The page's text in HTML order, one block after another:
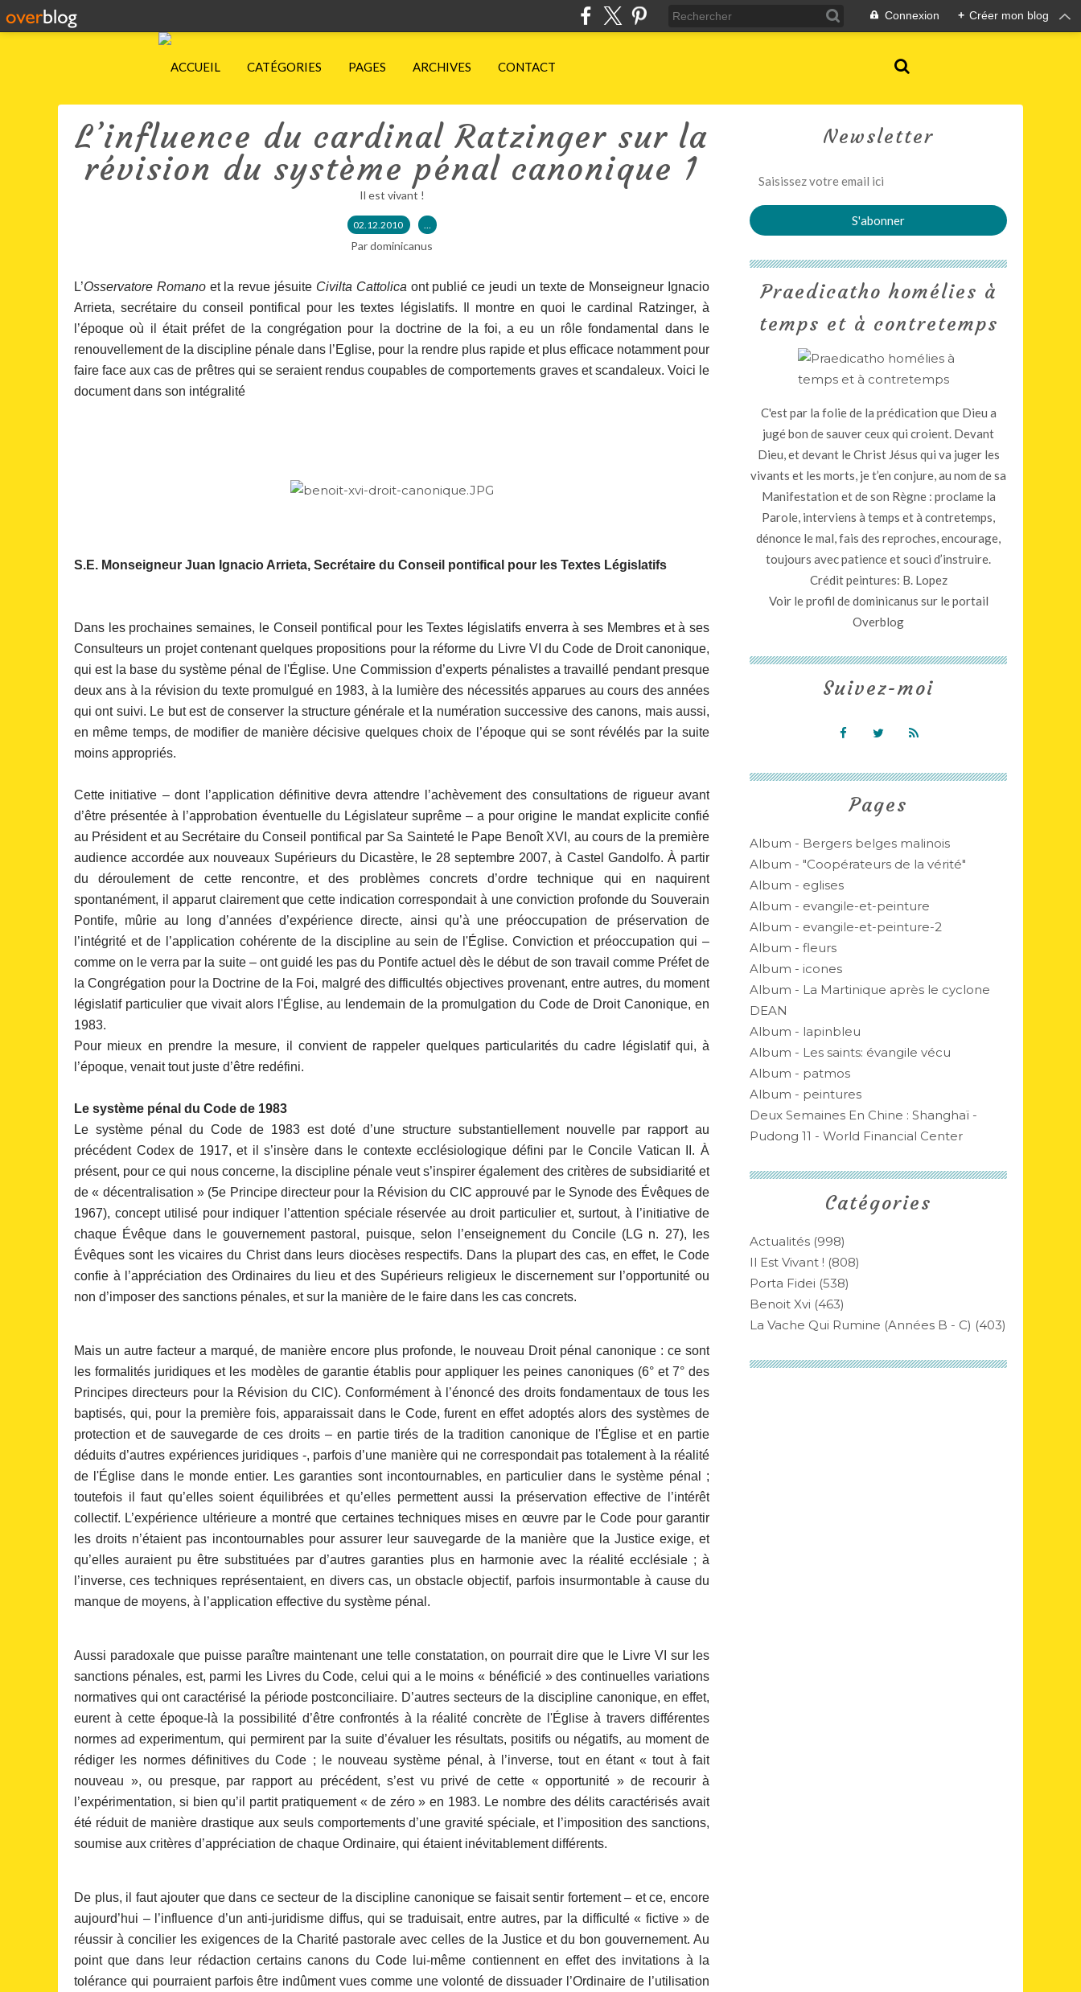
Connexion + Créer mon blog
ACCUEIL CATÉGORIES PAGES ARCHIVES CONTACT
L’influence du cardinal Ratzinger sur la
révision du système pénal canonique 1
Il est vivant !
02.12.2010 …
Par dominicanus
L’Osservatore Romanoet la revue jésuite Civilta Cattolica ont publié ce jeudi un texte de Monseigneur Ignacio
Arrieta, secrétaire du conseil pontifical pour les textes législatifs. Il montre en quoi le cardinal Ratzinger, à
l’époque où il était préfet de la congrégation pour la doctrine de la foi, a eu un rôle fondamental dans le
renouvellement de la discipline pénale dans l’Eglise, pour la rendre plus rapide et plus efficace notamment pour
faire face aux cas de prêtres qui se seraient rendus coupables de comportements graves et scandaleux. Voici le
document dans son intégralité
S.E. Monseigneur Juan Ignacio Arrieta, Secrétaire du Conseil pontifical pour les Textes Législatifs
Dans les prochaines semaines, le Conseil pontifical pour les Textes législatifs enverra à ses Membres et à ses
Consulteurs un projet contenant quelques propositions pour la réforme du Livre VI du Code de Droit canonique,
qui est la base du système pénal de l'Église. Une Commission d’experts pénalistes a travaillé pendant presque
deux ans à la révision du texte promulgué en 1983, à la lumière des nécessités apparues au cours des années
qui ont suivi. Le but est de conserver la structure générale et la numération successive des canons, mais aussi,
en même temps, de modifier de manière décisive quelques choix de l’époque qui se sont révélés par la suite
moins appropriés.
Cette initiative – dont l’application définitive devra attendre l’achèvement des consultations de rigueur avant
d’être présentée à l’approbation éventuelle du Législateur suprême – a pour origine le mandat explicite confié
au Président et au Secrétaire du Conseil pontifical par Sa Sainteté le Pape Benoît XVI, au cours de la première
audience accordée aux nouveaux Supérieurs du Dicastère, le 28 septembre 2007, à Castel Gandolfo. À partir
du déroulement de cette rencontre, et des problèmes concrets d’ordre technique qui en naquirent
spontanément, il apparut clairement que cette indication correspondait à une conviction profonde du Souverain
Pontife, mûrie au long d’années d’expérience directe, ainsi qu’à une préoccupation de préservation de
l’intégrité et de l’application cohérente de la discipline au sein de l'Église. Conviction et préoccupation qui –
comme on le verra par la suite – ont guidé les pas du Pontife actuel dès le début de son travail comme Préfet de
la Congrégation pour la Doctrine de la Foi, malgré des difficultés objectives provenant, entre autres, du moment
législatif particulier que vivait alors l'Église, au lendemain de la promulgation du Code de Droit Canonique, en
1983.
Pour mieux en prendre la mesure, il convient de rappeler quelques particularités du cadre législatif qui, à
l’époque, venait tout juste d’être redéfini.
Le système pénal du Code de 1983
Le système pénal du Code de 1983 est doté d’une structure substantiellement nouvelle par rapport au
précédent Codex de 1917, et il s’insère dans le contexte ecclésiologique défini par le Concile Vatican II. À
présent, pour ce qui nous concerne, la discipline pénale veut s’inspirer également des critères de subsidiarité et
de « décentralisation » (5e Principe directeur pour la Révision du CIC approuvé par le Synode des Évêques de
1967), concept utilisé pour indiquer l’attention spéciale réservée au droit particulier et, surtout, à l’initiative de
chaque Évêque dans le gouvernement pastoral, puisque, selon l’enseignement du Concile (LG n. 27), les
Évêques sont les vicaires du Christ dans leurs diocèses respectifs. Dans la plupart des cas, en effet, le Code
confie à l’appréciation des Ordinaires du lieu et des Supérieurs religieux le discernement sur l’opportunité ou
non d’imposer des sanctions pénales, et sur la manière de le faire dans les cas concrets.
Mais un autre facteur a marqué, de manière encore plus profonde, le nouveau Droit pénal canonique : ce sont
les formalités juridiques et les modèles de garantie établis pour appliquer les peines canoniques (6° et 7° des
Principes directeurs pour la Révision du CIC). Conformément à l’énoncé des droits fondamentaux de tous les
baptisés, qui, pour la première fois, apparaissait dans le Code, furent en effet adoptés alors des systèmes de
protection et de sauvegarde de ces droits – en partie tirés de la tradition canonique de l'Église et en partie
déduits d’autres expériences juridiques -, parfois d’une manière qui ne correspondait pas totalement à la réalité
de l'Église dans le monde entier. Les garanties sont incontournables, en particulier dans le système pénal ;
toutefois il faut qu’elles soient équilibrées et qu’elles permettent aussi la préservation effective de l’intérêt
collectif. L’expérience ultérieure a montré que certaines techniques mises en œuvre par le Code pour garantir
les droits n’étaient pas incontournables pour assurer leur sauvegarde de la manière que la Justice exige, et
qu’elles auraient pu être substituées par d’autres garanties plus en harmonie avec la réalité ecclésiale ; à
l’inverse, ces techniques représentaient, en divers cas, un obstacle objectif, parfois insurmontable à cause du
manque de moyens, à l’application effective du système pénal.
Aussi paradoxale que puisse paraître maintenant une telle constatation, on pourrait dire que le Livre VI sur les
sanctions pénales, est, parmi les Livres du Code, celui qui a le moins « bénéficié » des continuelles variations
normatives qui ont caractérisé la période postconciliaire. D’autres secteurs de la discipline canonique, en effet,
eurent à cette époque-là la possibilité d’être confrontés à la réalité concrète de l'Église à travers différentes
normes ad experimentum, qui permirent par la suite d’évaluer les résultats, positifs ou négatifs, au moment de
rédiger les normes définitives du Code ; le nouveau système pénal, à l’inverse, tout en étant « tout à fait
nouveau », ou presque, par rapport au précédent, s’est vu privé de cette « opportunité » de recourir à
l’expérimentation, si bien qu’il partit pratiquement « de zéro » en 1983. Le nombre des délits caractérisés avait
été réduit de manière drastique aux seuls comportements d’une gravité spéciale, et l’imposition des sanctions,
soumise aux critères d’appréciation de chaque Ordinaire, qui étaient inévitablement différents.
De plus, il faut ajouter que dans ce secteur de la discipline canonique se faisait sentir fortement – et ce, encore
aujourd’hui – l’influence d’un anti-juridisme diffus, qui se traduisait, entre autres, par la difficulté « fictive » de
réussir à concilier les exigences de la Charité pastorale avec celles de la Justice et du bon gouvernement. Au
point que dans leur rédaction certains canons du Code lui-même contiennent en effet des invitations à la
tolérance qui pourraient parfois être indûment vues comme une volonté de dissuader l’Ordinaire de l’utilisation
Newsletter
Catégories
Actualités (998)
Il Est Vivant ! (808)
Porta Fidei (538)
Benoit Xvi (463)
La Vache Qui Rumine (années B - C) (403)
Pages
Album - Bergers belges malinois
Album - "Coopérateurs de la vérité"
Album - eglises
Album - evangile-et-peinture
Album - evangile-et-peinture-2
Album - fleurs
Album - icones
Album - La Martinique après le cyclone
DEAN
Album - lapinbleu
Album - Les saints: évangile vécu
Album - patmos
Album - peintures
Deux Semaines En Chine : Shanghaï -
Pudong 11 - World Financial Center
Praedicatho homélies à
temps et à contretemps
C'est par la folie de la prédication que Dieu a
jugé bon de sauver ceux qui croient. Devant
Dieu, et devant le Christ Jésus qui va juger les
vivants et les morts, je t’en conjure, au nom de sa
Manifestation et de son Règne : proclame la
Parole, interviens à temps et à contretemps,
dénonce le mal, fais des reproches, encourage,
toujours avec patience et souci d’instruire.
Crédit peintures: B. Lopez
Voir le profil dedominicanus sur le portail
Overblog
Suivez-moi